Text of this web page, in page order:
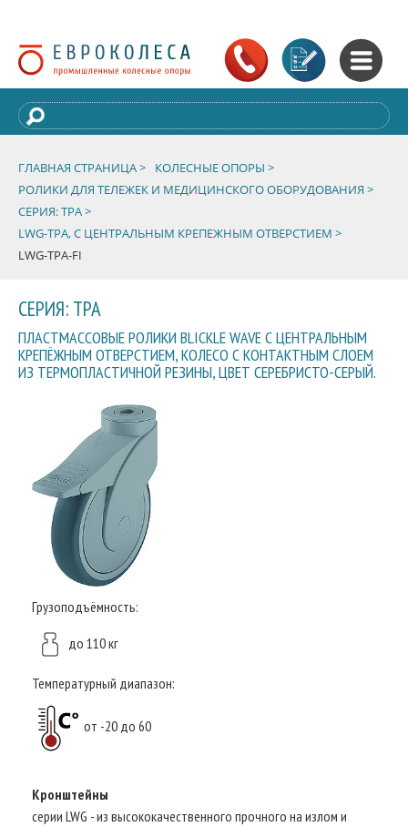
ГЛАВНАЯ СТРАНИЦА >
КОЛЕСНЫЕ ОПОРЫ >
РОЛИКИ ДЛЯ ТЕЛЕЖЕК И МЕДИЦИНСКОГО ОБОРУДОВАНИЯ >
СЕРИЯ: TPA >
LWG-TPA, С ЦЕНТРАЛЬНЫМ КРЕПЕЖНЫМ ОТВЕРСТИЕМ >
LWG-TPA-FI
СЕРИЯ: TPA
ПЛАСТМАССОВЫЕ РОЛИКИ BLICKLE WAVE С ЦЕНТРАЛЬНЫМ
КРЕПЁЖНЫМ ОТВЕРСТИЕМ, КОЛЕСО С КОНТАКТНЫМ СЛОЕМ
ИЗ ТЕРМОПЛАСТИЧНОЙ РЕЗИНЫ, ЦВЕТ СЕРЕБРИСТО-СЕРЫЙ.
Грузоподъёмность:
до 110 кг
Температурный диапазон:
от -20 до 60
Кронштейны
серии LWG - из высококачественного прочного на излом и